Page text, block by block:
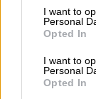
consent section.
I want to
Personal
Opted In
I want to
Personal
Opted In
Κυριακή